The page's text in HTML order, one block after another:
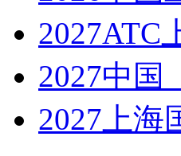
2027ATC
2027中国
2027上海